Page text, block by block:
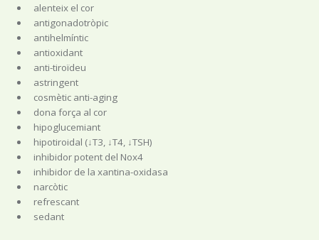
alenteix el cor
antigonadotròpic
antihelmíntic
antioxidant
anti-tiroïdeu
astringent
cosmètic anti-aging
dona força al cor
hipoglucemiant
hipotiroidal (↓T3, ↓T4, ↓TSH)
inhibidor potent del Nox4
inhibidor de la xantina-oxidasa
narcòtic
refrescant
sedant